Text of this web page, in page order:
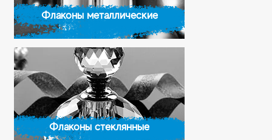
Флаконы металлические
Флаконы стеклянные